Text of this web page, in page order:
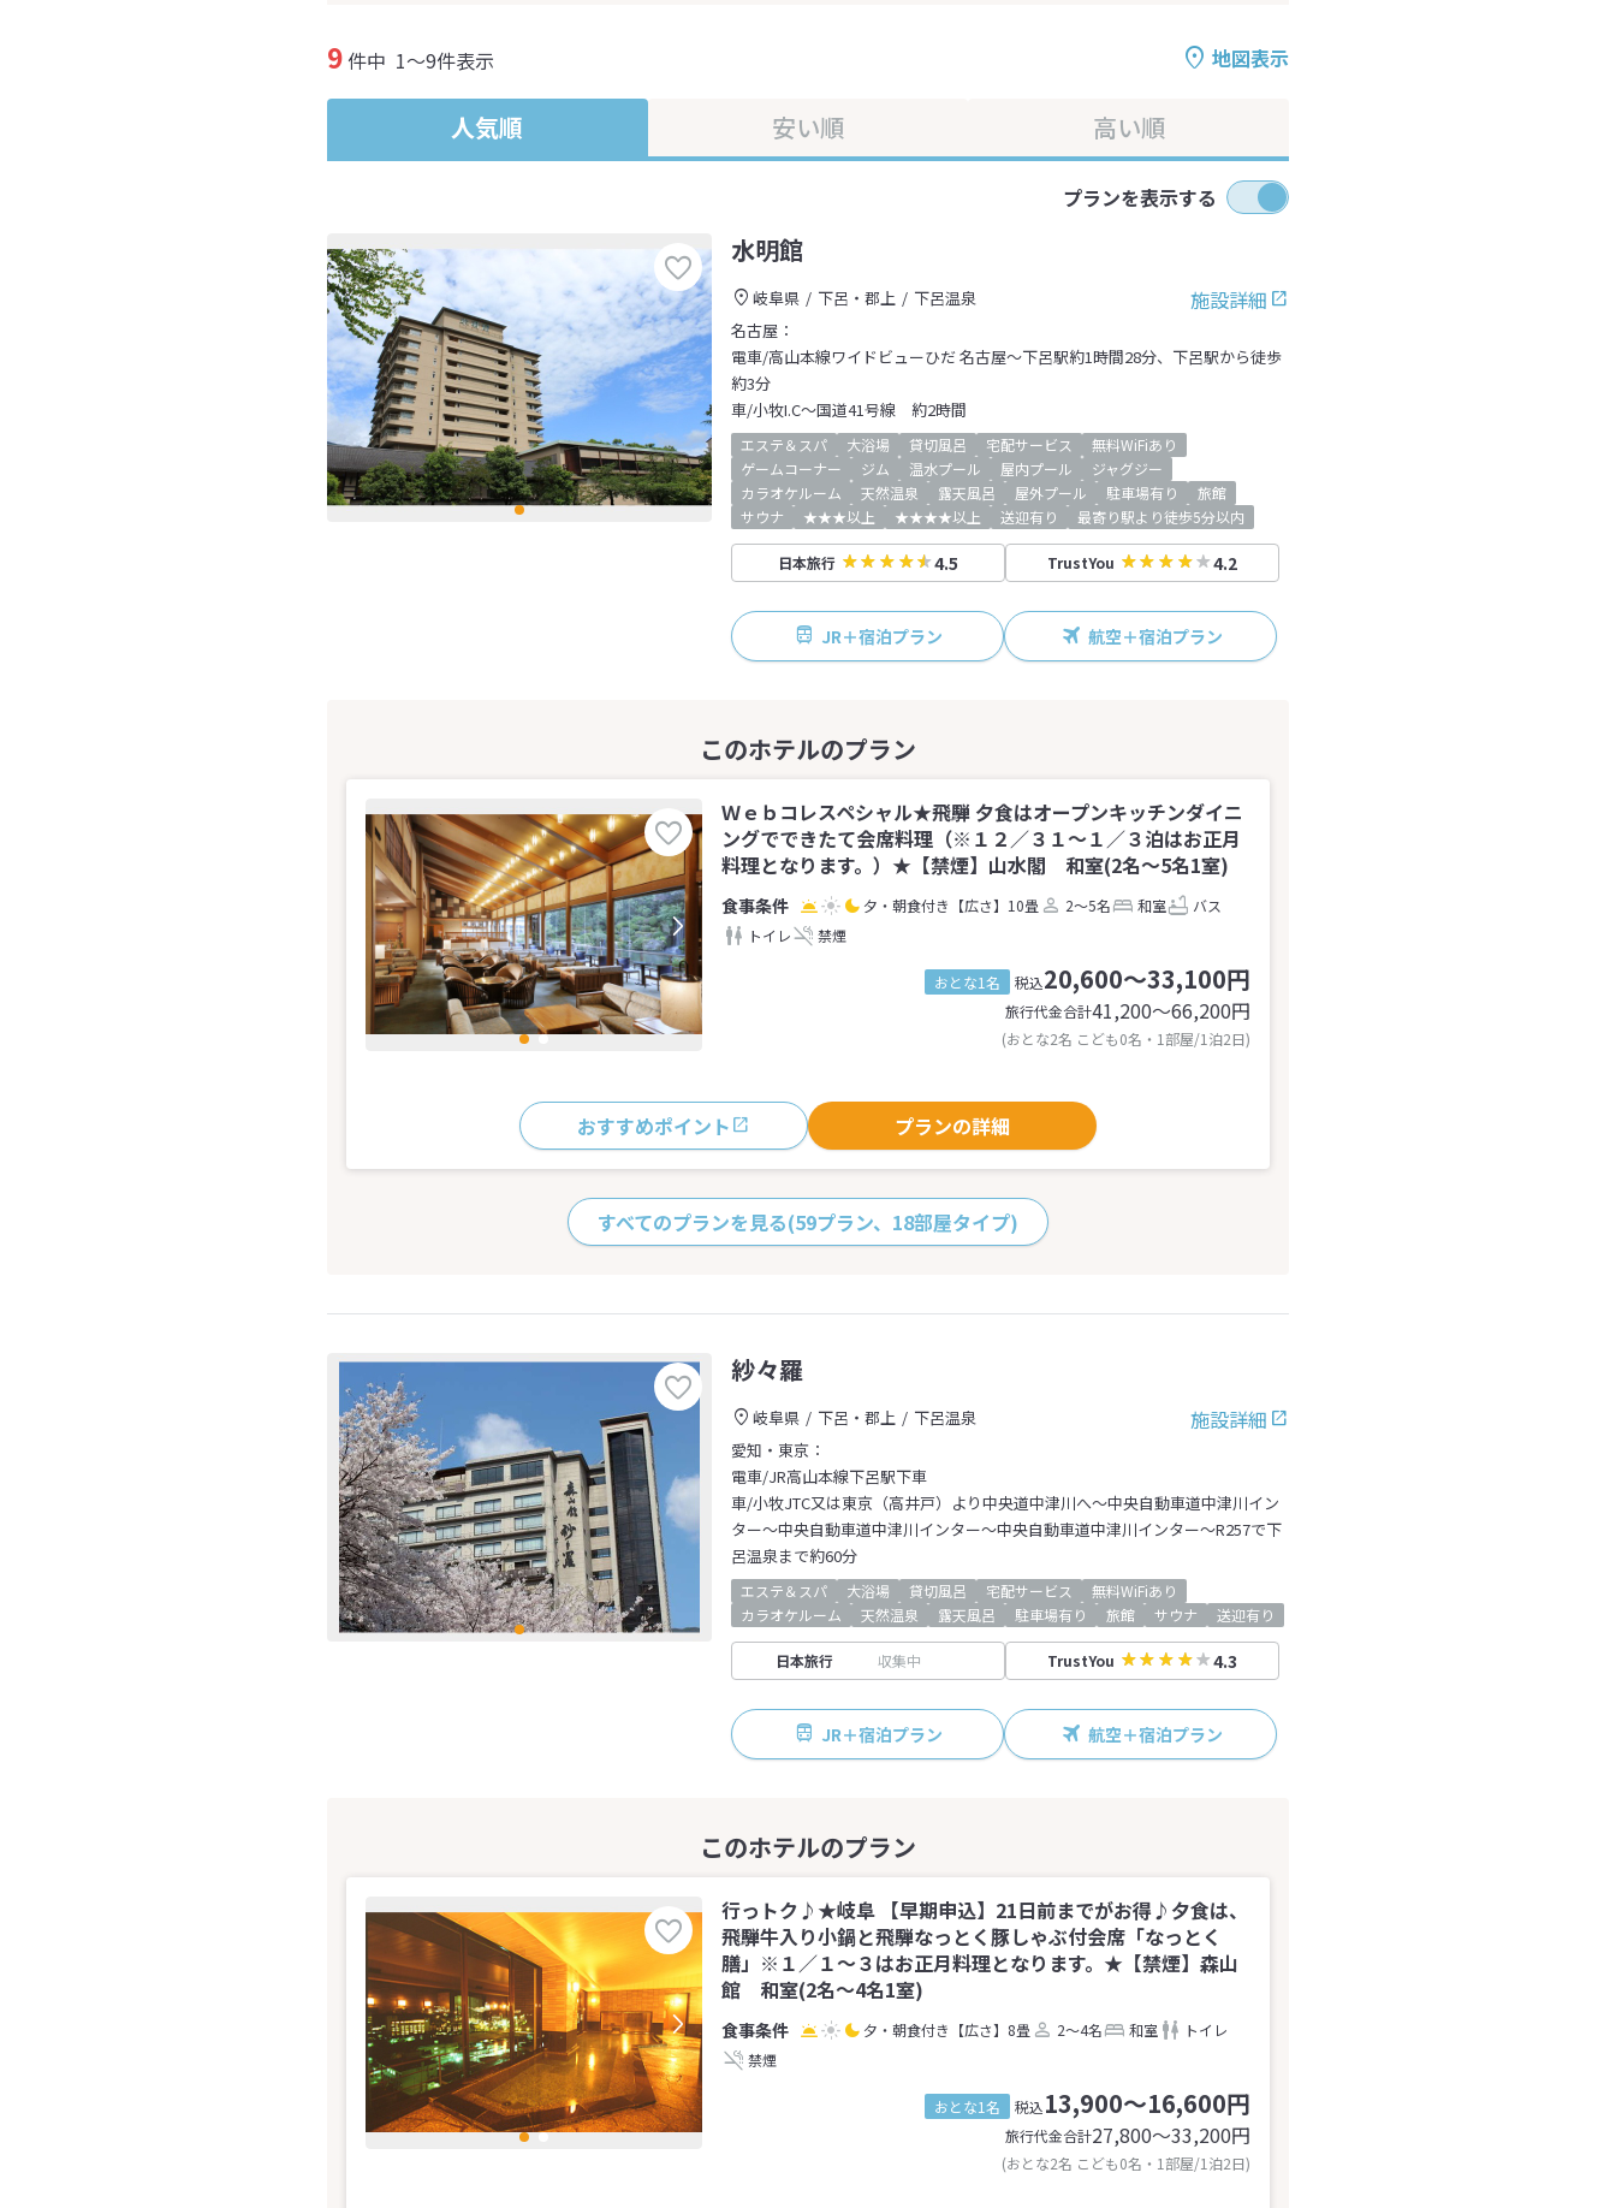
地図表示
9件中 1～9件表示
人気順 安い順 高い順
プランを表示する
水明館
施設詳細
岐阜県 下呂・郡上
下呂温泉
名古屋：
電車/高山本線ワイドビューひだ 名古屋～下呂駅約1時間28分、下呂駅から徒歩
約3分
車/小牧I.C～国道41号線 約2時間
エステ＆スパ 大浴場 貸切風呂 宅配サービス
無料WiFiあり
ゲームコーナー
ジム 温水プール 屋内プール
ジャグジー
カラオケルーム
天然温泉 露天風呂 屋外プール 駐車場有り
旅館
サウナ
★★★以上 ★★★★以上 送迎有り 最寄り駅より徒歩5分以内
日本旅行 4.5 TrustYou 4.2
JR＋宿泊プラン 航空＋宿泊プラン
Ｗｅｂコレスペシャル★飛騨 夕食はオープンキッチンダイニ
ングでできたて会席料理（※１２／３１～１／３泊はお正月
料理となります。）★【禁煙】山水閣 和室(2名～5名1室)
夕・朝食付き 【広さ】10畳 2～5名 和室
バス
トイレ
禁煙
おとな1名 税込20,600～33,100円
旅行代金合計41,200〜66,200円
(おとな2名 こども0名・1部屋/1泊2日)
おすすめポイント プランの詳細
すべてのプランを見る(59プラン、18部屋タイプ)
紗々羅
施設詳細
岐阜県 下呂・郡上
下呂温泉
愛知・東京：
電車/JR高山本線下呂駅下車
車/小牧JTC又は東京（高井戸）より中央道中津川へ～中央自動車道中津川イン
ター～中央自動車道中津川インター～中央自動車道中津川インター～R257で下
呂温泉まで約60分
エステ＆スパ 大浴場 貸切風呂 宅配サービス
無料WiFiあり
カラオケルーム
天然温泉 露天風呂 駐車場有り 旅館 サウナ 送迎有り
日本旅行 収集中 TrustYou 4.3
JR＋宿泊プラン 航空＋宿泊プラン
行っトク♪★岐阜 【早期申込】21日前までがお得♪夕食は、
飛騨牛入り小鍋と飛騨なっとく豚しゃぶ付会席「なっとく
膳」※１／１～３はお正月料理となります。★【禁煙】森山
館 和室(2名～4名1室)
夕・朝食付き 【広さ】8畳 2～4名 和室
トイレ
禁煙
おとな1名 税込13,900～16,600円
旅行代金合計27,800〜33,200円
(おとな2名 こども0名・1部屋/1泊2日)